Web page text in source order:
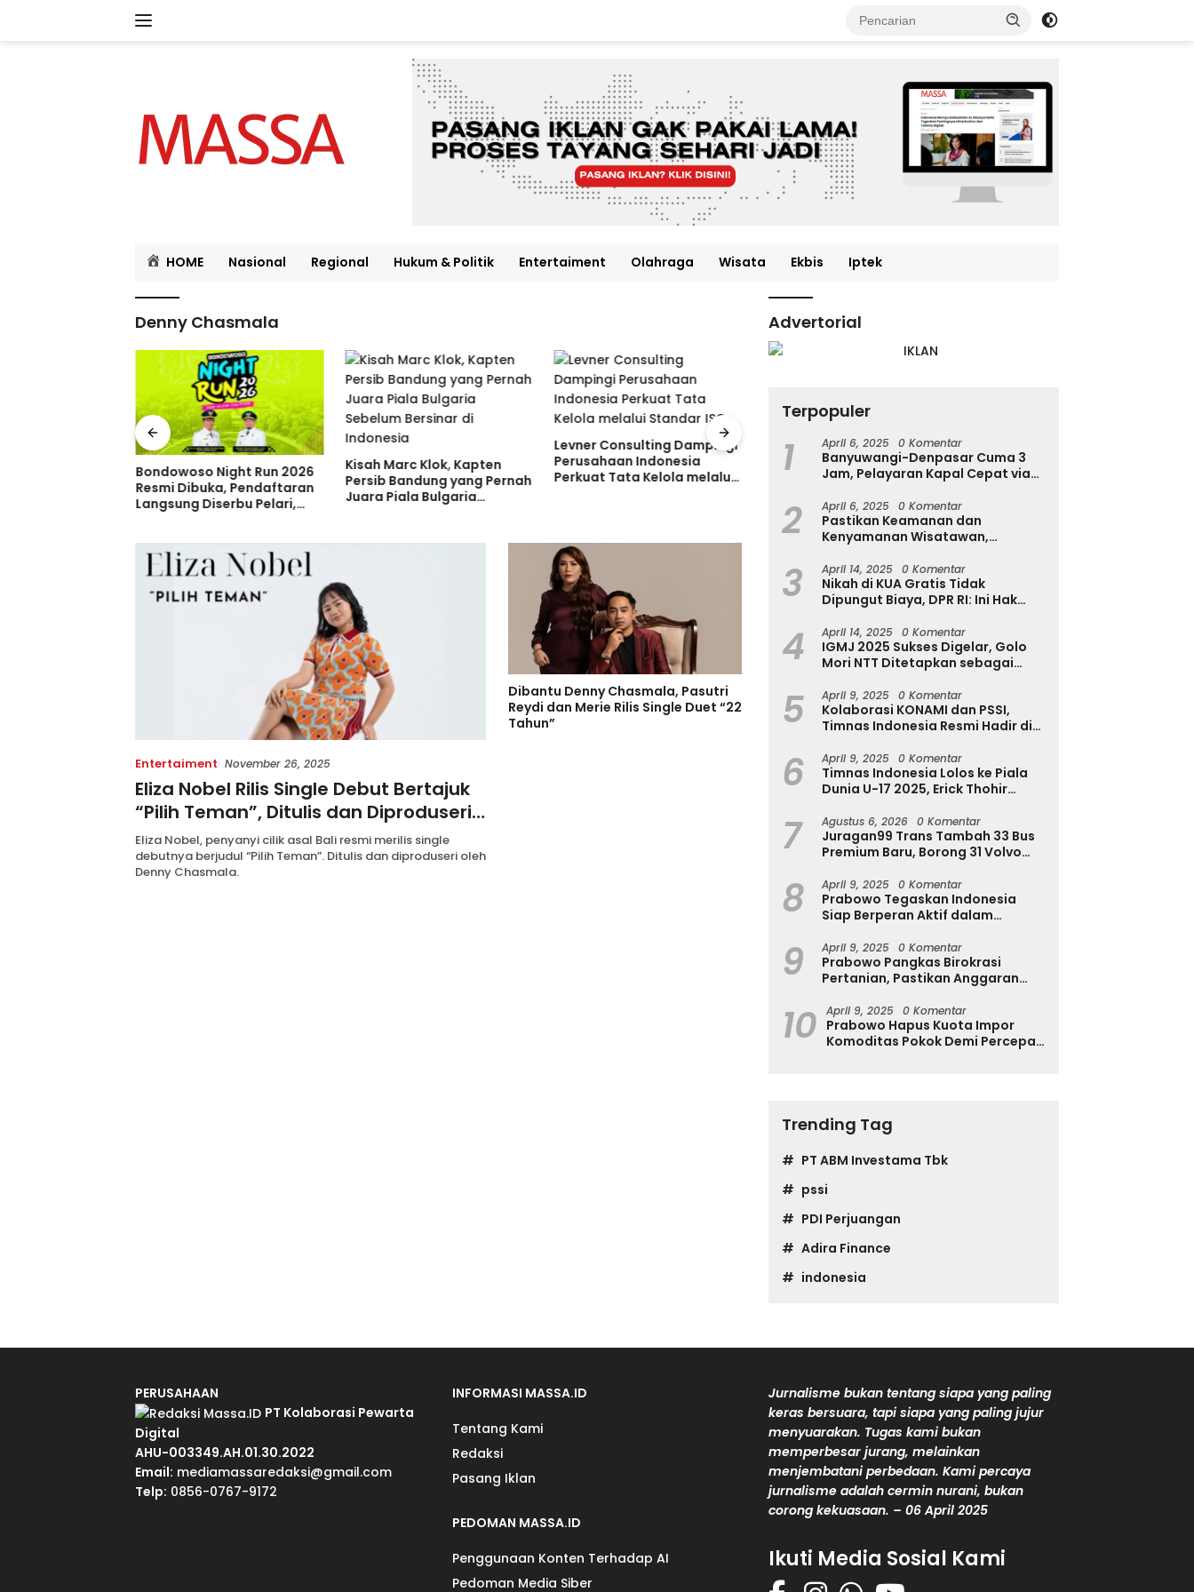
HOME Nasional Regional Hukum & Politik Entertaiment Olahraga Wisata Ekbis Iptek
Denny Chasmala
Bondowoso Night Run 2026
Resmi Dibuka, Pendaftaran
Langsung Diserbu Pelari,
Kisah Marc Klok, Kapten
Persib Bandung yang Pernah
Juara Piala Bulgaria
Levner Consulting Dampingi
Perusahaan Indonesia
Perkuat Tata Kelola melalui
Rumah Diserang Rayap
Tanpa Disadari? Kenali
Tanda Awalnya Sebelum
Dinkominfostasandi
Purworejo Kenalkan Formula
Entertaiment November 26, 2025
Eliza Nobel Rilis Single Debut Bertajuk
“Pilih Teman”, Ditulis dan Diproduseri
Denny Chasmala
Eliza Nobel, penyanyi cilik asal Bali resmi merilis single
debutnya berjudul “Pilih Teman”. Ditulis dan diproduseri oleh
Denny Chasmala.
Dibantu Denny Chasmala, Pasutri
Reydi dan Merie Rilis Single Duet “22
Tahun”
Advertorial
Terpopuler
1 April 6, 2025 0 Komentar
Banyuwangi-Denpasar Cuma 3
Jam, Pelayaran Kapal Cepat via
Denpasar Segera Dibuka
2 April 6, 2025 0 Komentar
Pastikan Keamanan dan
Kenyamanan Wisatawan,
Tinjau Destinasi Wisata
3 April 14, 2025 0 Komentar
Nikah di KUA Gratis Tidak
Dipungut Biaya, DPR RI: Ini Hak
4 April 14, 2025 0 Komentar
IGMJ 2025 Sukses Digelar, Golo
Mori NTT Ditetapkan sebagai
5 April 9, 2025 0 Komentar
Kolaborasi KONAMI dan PSSI,
Timnas Indonesia Resmi Hadir di
6 April 9, 2025 0 Komentar
Timnas Indonesia Lolos ke Piala
Dunia U-17 2025, Erick Thohir
7 Agustus 6, 2026 0 Komentar
Juragan99 Trans Tambah 33 Bus
Premium Baru, Borong 31 Volvo
di GIIAS 2026
8 April 9, 2025 0 Komentar
Prabowo Tegaskan Indonesia
Siap Berperan Aktif dalam
9 April 9, 2025 0 Komentar
Prabowo Pangkas Birokrasi
Pertanian, Pastikan Anggaran
10 April 9, 2025 0 Komentar
Prabowo Hapus Kuota Impor
Komoditas Pokok Demi Percepat
Trending Tag
PT ABM Investama Tbk
pssi
PDI Perjuangan
Adira Finance
indonesia
PERUSAHAAN
PT Kolaborasi Pewarta
Digital
AHU-003349.AH.01.30.2022
Email: mediamassaredaksi@gmail.com
Telp: 0856-0767-9172
INFORMASI MASSA.ID
Tentang Kami
Redaksi
Pasang Iklan
PEDOMAN MASSA.ID
Penggunaan Konten Terhadap AI
Pedoman Media Siber
Jurnalisme bukan tentang siapa yang paling
keras bersuara, tapi siapa yang paling jujur
menyuarakan. Tugas kami bukan
memperbesar jurang, melainkan
menjembatani perbedaan. Kami percaya
jurnalisme adalah cermin nurani, bukan
corong kekuasaan. – 06 April 2025
Ikuti Media Sosial Kami